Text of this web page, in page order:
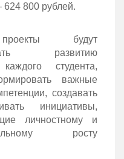
800 рублей.
будут
развитию
студента,
важные
создавать
инициативы,
личностному и
росту